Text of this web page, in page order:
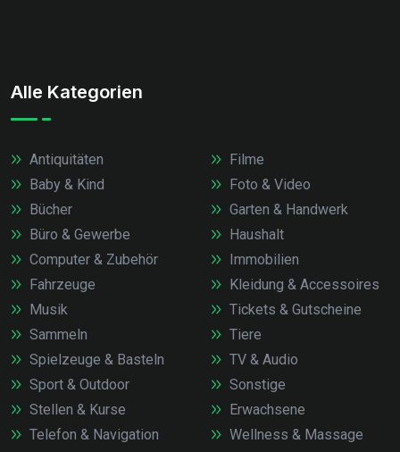
Alle Kategorien
Antiquitäten
Baby & Kind
Bücher
Büro & Gewerbe
Computer & Zubehör
Fahrzeuge
Filme
Foto & Video
Garten & Handwerk
Haushalt
Immobilien
Kleidung & Accessoires
Musik
Sammeln
Spielzeuge & Basteln
Sport & Outdoor
Stellen & Kurse
Telefon & Navigation
Tickets & Gutscheine
Tiere
TV & Audio
Sonstige
Erwachsene
Wellness & Massage